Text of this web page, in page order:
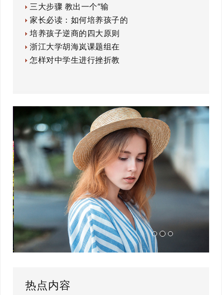
三大步骤 教出一个“输
家长必读：如何培养孩子的
培养孩子逆商的四大原则
浙江大学胡海岚课题组在
怎样对中学生进行挫折教
热点内容